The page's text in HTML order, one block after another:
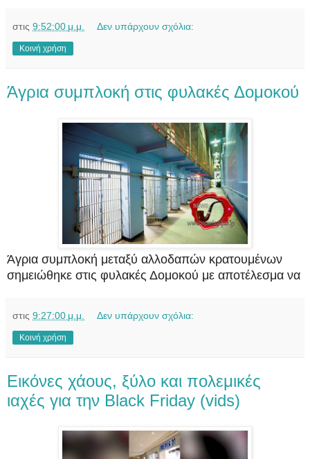
στις 9:52:00 μ.μ. Δεν υπάρχουν σχόλια:
Κοινή χρήση
Άγρια συμπλοκή στις φυλακές Δομοκού
Άγρια συμπλοκή μεταξύ αλλοδαπών κρατουμένων
σημειώθηκε στις φυλακές Δομοκού με αποτέλεσμα να
στις 9:27:00 μ.μ. Δεν υπάρχουν σχόλια:
Κοινή χρήση
Εικόνες χάους, ξύλο και πολεμικές
ιαχές για την Black Friday (vids)